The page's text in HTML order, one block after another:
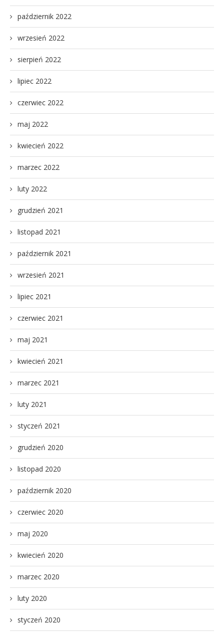
październik 2022
wrzesień 2022
sierpień 2022
lipiec 2022
czerwiec 2022
maj 2022
kwiecień 2022
marzec 2022
luty 2022
grudzień 2021
listopad 2021
październik 2021
wrzesień 2021
lipiec 2021
czerwiec 2021
maj 2021
kwiecień 2021
marzec 2021
luty 2021
styczeń 2021
grudzień 2020
listopad 2020
październik 2020
czerwiec 2020
maj 2020
kwiecień 2020
marzec 2020
luty 2020
styczeń 2020